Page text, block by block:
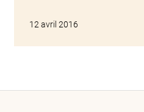
12 avril 2016